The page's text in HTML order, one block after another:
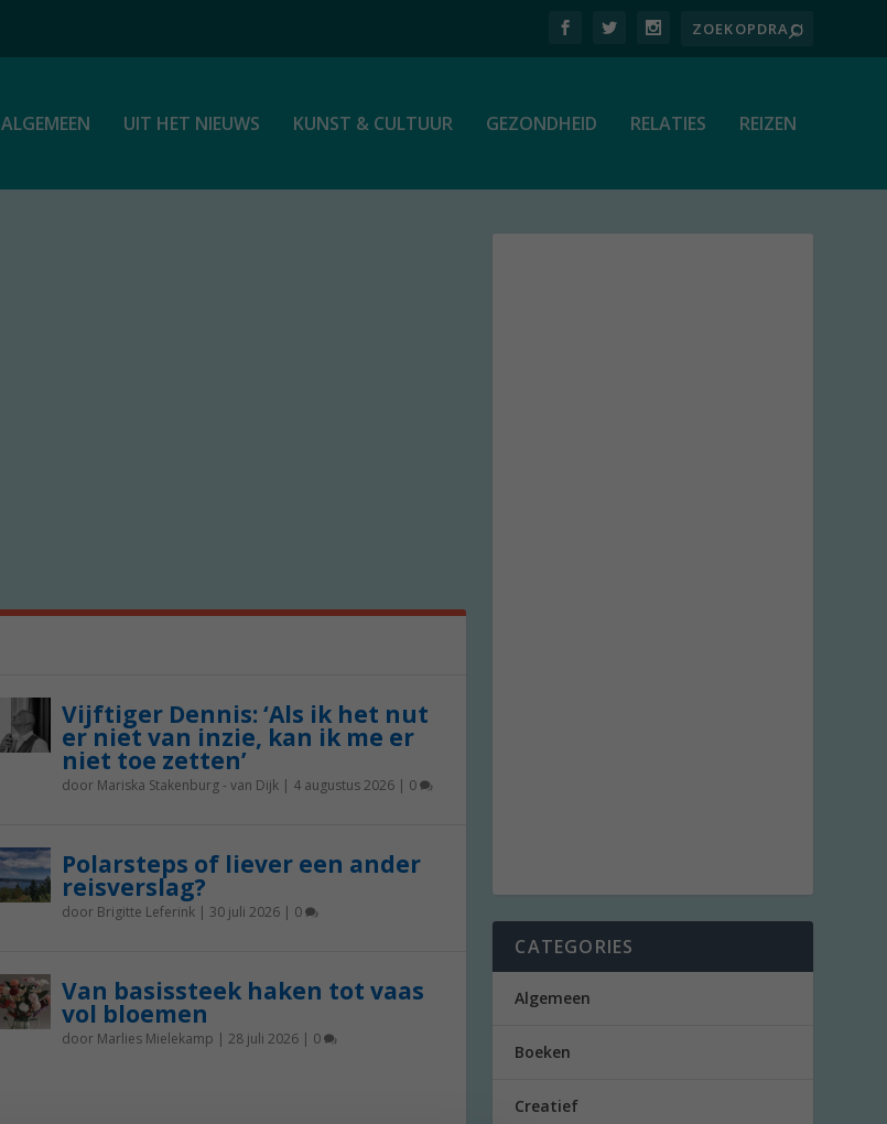
ALGEMEEN UIT HET NIEUWS KUNST & CULTUUR GEZONDHEID RELATIES REIZEN
Vijftiger Dennis: ‘Als ik het nut
er niet van inzie, kan ik me er
niet toe zetten’
door Mariska Stakenburg - van Dijk| 4 augustus 2026| 0
Polarsteps of liever een ander
reisverslag?
door Brigitte Leferink| 30 juli 2026| 0
Van basissteek haken tot vaas
vol bloemen
door Marlies Mielekamp | 28 juli 2026| 0
CATEGORIES
Algemeen
Boeken
Creatief